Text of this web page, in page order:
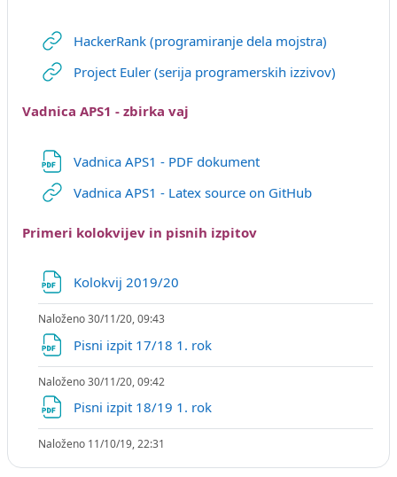
HackerRank (programiranje dela mojstra)URL
Project Euler (serija programerskih izzivov)URL
Vadnica APS1 - zbirka vaj
Vadnica APS1 - PDF dokumentURL
Vadnica APS1 - Latex source on GitHubURL
Primeri kolokvijev in pisnih izpitov
Kolokvij 2019/20
Naloženo 30/11/20, 09:43
Pisni izpit 17/18 1. rok
Naloženo 30/11/20, 09:42
Pisni izpit 18/19 1. rok
Naloženo 11/10/19, 22:31